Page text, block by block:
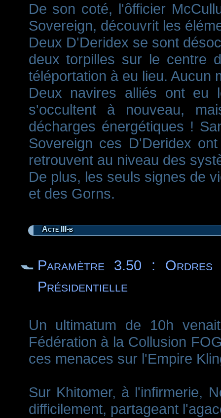
De son coté, l'ôfficier
Sovereign, découvrit les
Deux D'Deridex se sont
deux torpilles sur le centre
téléportation à eu lieu. Aucun
Deux navires alliés ont eu
s'occultent à nouveau,
décharges énergétiques !
Sovereign ces D'Deridex
retrouvent au niveau des
De plus, les seuls signes de
et des Gorns.
Acte III-b
Paramètre 3.50 : Ordres
Présidentielle
Un ultimatum de 10h
Fédération à la Collusion
ces menaces sur l'Empire
Sur Khitomer, à l'infirmerie,
difficilement, partageant